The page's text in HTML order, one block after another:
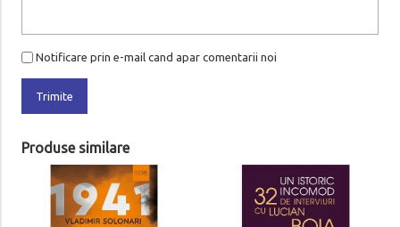
Notificare prin e-mail cand apar comentarii noi
Trimite
Produse similare